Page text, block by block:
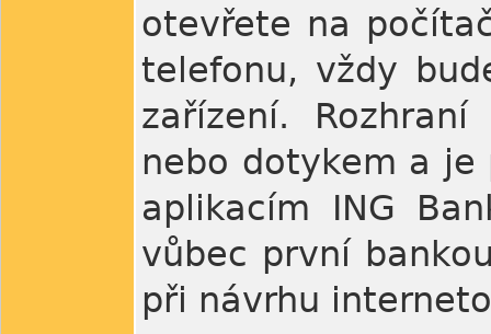
otevřete na
telefonu, vždy
zařízení.
nebo dotykem a
aplikacím ING
vůbec první
při návrhu